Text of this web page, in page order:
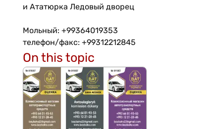
и Ататюрка Ледовый дворец
Мольный: +99364019353
телефон/факс: +99312212845
On this topic